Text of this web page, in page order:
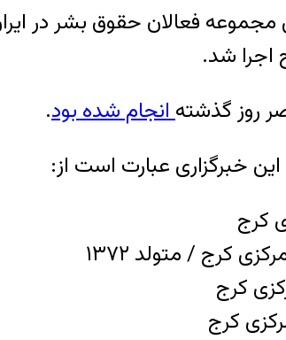
اجرا شد.
انجام شده بود.
خبرگزاری عبارت است از: